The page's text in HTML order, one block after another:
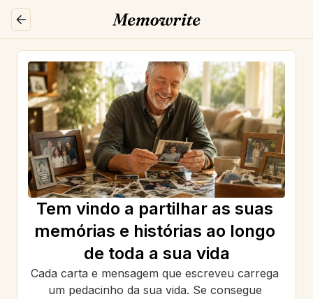
Tem vindo a partilhar as suas
memórias e histórias ao longo
de toda a sua vida
Cada carta e mensagem que escreveu carrega
um pedacinho da sua vida. Se consegue